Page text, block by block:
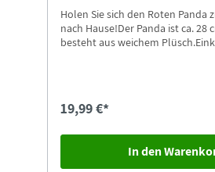
Holen Sie sich den Roten Panda
nach Hause!Der Panda ist ca. 28
besteht aus weichem
19,99 €*
In den